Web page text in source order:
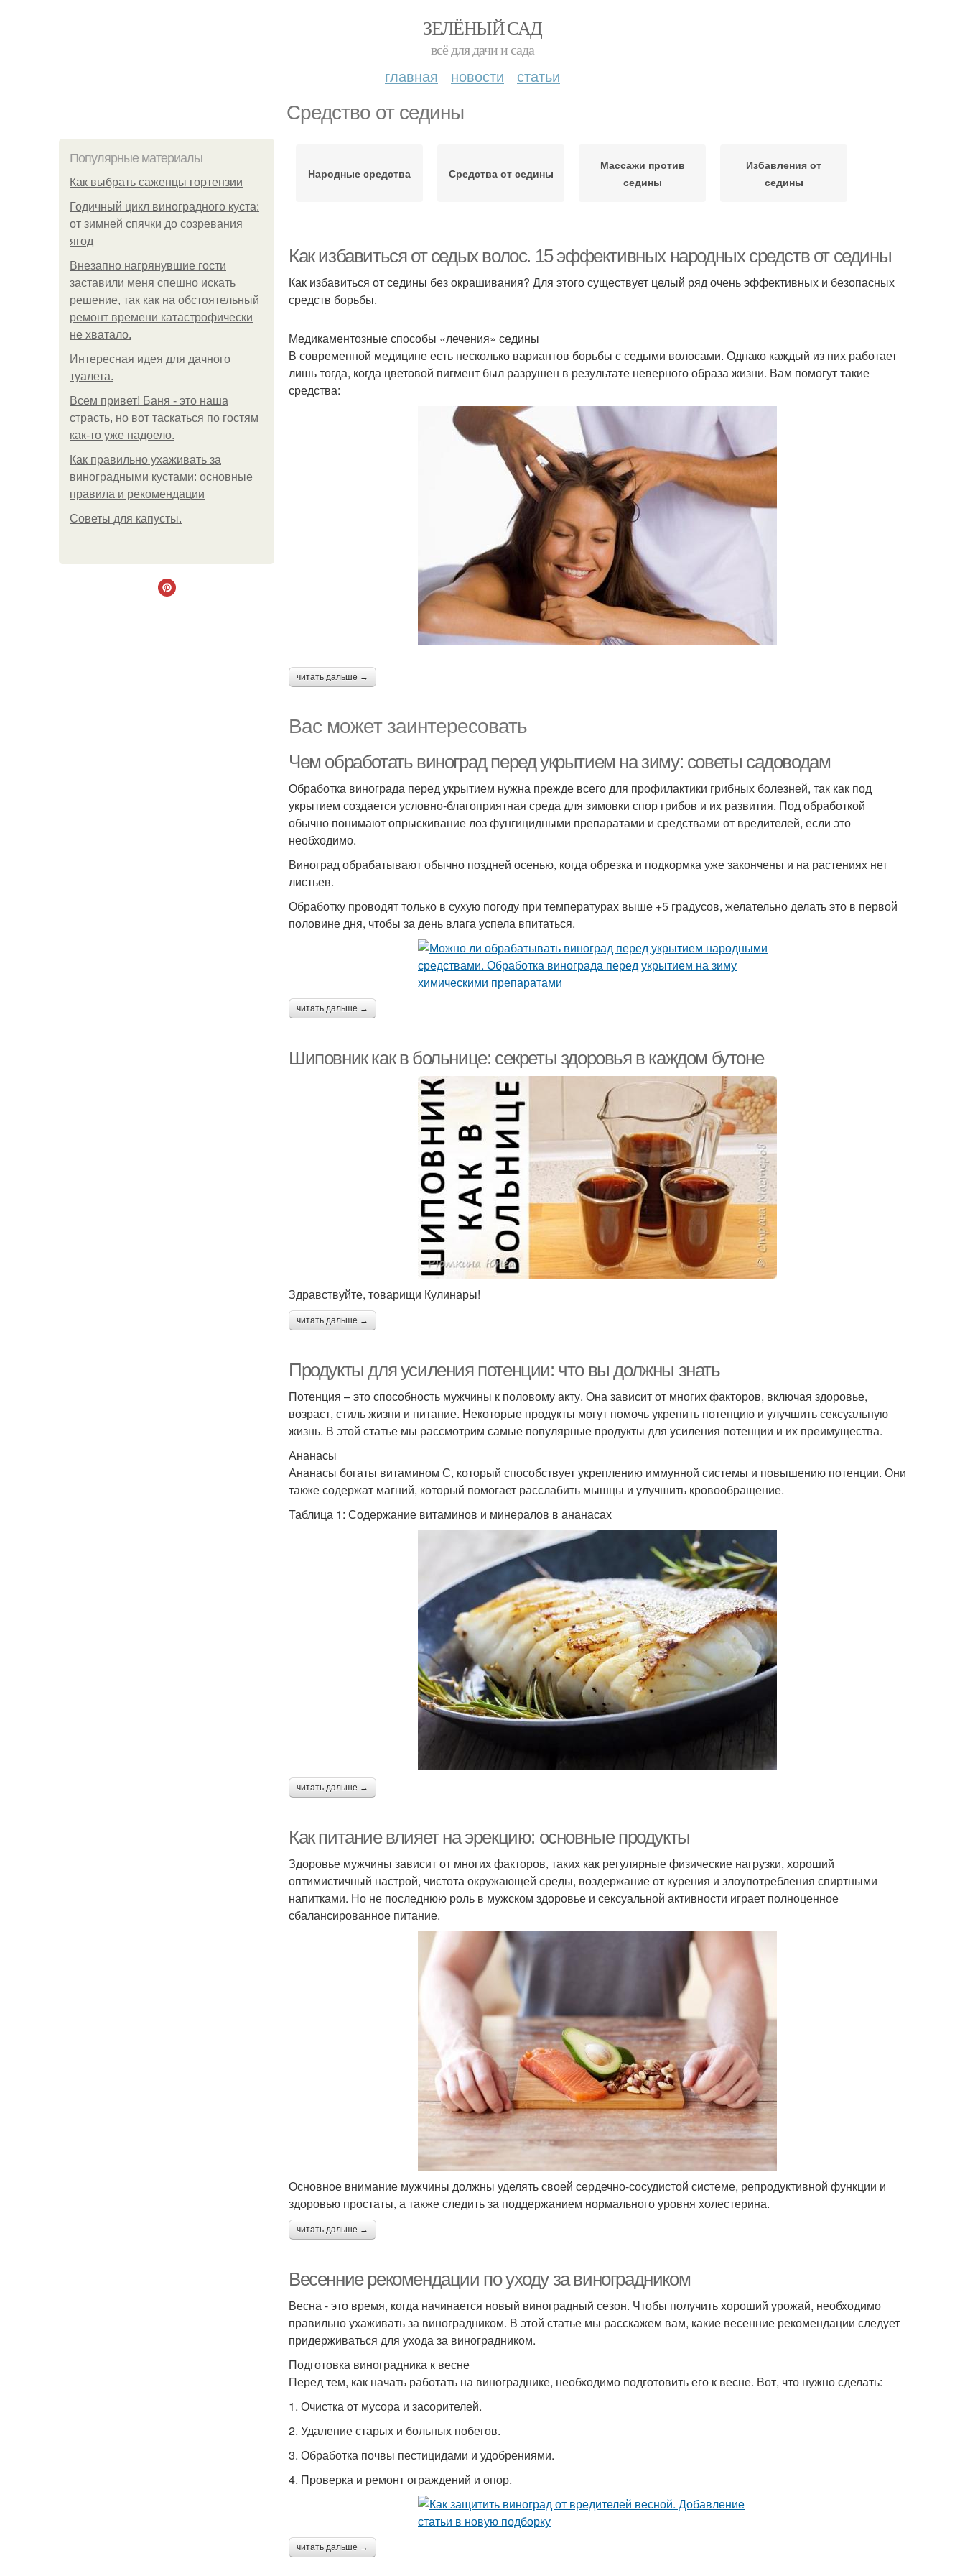
ЗЕЛЁНЫЙ САД
всё для дачи и сада
главная новости статьи
Средство от седины
Популярные материалы
Как выбрать саженцы гортензии
Годичный цикл виноградного куста:
от зимней спячки до созревания
ягод
Внезапно нагрянувшие гости
заставили меня спешно искать
решение, так как на обстоятельный
ремонт времени катастрофически
не хватало.
Интересная идея для дачного
туалета.
Всем привет! Баня - это наша
страсть, но вот таскаться по гостям
как-то уже надоело.
Как правильно ухаживать за
виноградными кустами: основные
правила и рекомендации
Советы для капусты.
Народные средства Средства от седины
Массажи против
седины
Избавления от
седины
Как избавиться от седых волос. 15 эффективных народных средств от седины
Как избавиться от седины без окрашивания? Для этого существует целый ряд очень эффективных и безопасных
средств борьбы.
Медикаментозные способы «лечения» седины
В современной медицине есть несколько вариантов борьбы с седыми волосами. Однако каждый из них работает
лишь тогда, когда цветовой пигмент был разрушен в результате неверного образа жизни. Вам помогут такие
средства:
читать дальше →
Вас может заинтересовать
Чем обработать виноград перед укрытием на зиму: советы садоводам
Обработка винограда перед укрытием нужна прежде всего для профилактики грибных болезней, так как под
укрытием создается условно-благоприятная среда для зимовки спор грибов и их развития. Под обработкой
обычно понимают опрыскивание лоз фунгицидными препаратами и средствами от вредителей, если это
необходимо.
Виноград обрабатывают обычно поздней осенью, когда обрезка и подкормка уже закончены и на растениях нет
листьев.
Обработку проводят только в сухую погоду при температурах выше +5 градусов, желательно делать это в первой
половине дня, чтобы за день влага успела впитаться.
читать дальше →
Шиповник как в больнице: секреты здоровья в каждом бутоне
Здравствуйте, товарищи Кулинары!
читать дальше →
Продукты для усиления потенции: что вы должны знать
Потенция – это способность мужчины к половому акту. Она зависит от многих факторов, включая здоровье,
возраст, стиль жизни и питание. Некоторые продукты могут помочь укрепить потенцию и улучшить сексуальную
жизнь. В этой статье мы рассмотрим самые популярные продукты для усиления потенции и их преимущества.
Ананасы
Ананасы богаты витамином С, который способствует укреплению иммунной системы и повышению потенции. Они
также содержат магний, который помогает расслабить мышцы и улучшить кровообращение.
Таблица 1: Содержание витаминов и минералов в ананасах
читать дальше →
Как питание влияет на эрекцию: основные продукты
Здоровье мужчины зависит от многих факторов, таких как регулярные физические нагрузки, хороший
оптимистичный настрой, чистота окружающей среды, воздержание от курения и злоупотребления спиртными
напитками. Но не последнюю роль в мужском здоровье и сексуальной активности играет полноценное
сбалансированное питание.
Основное внимание мужчины должны уделять своей сердечно-сосудистой системе, репродуктивной функции и
здоровью простаты, а также следить за поддержанием нормального уровня холестерина.
читать дальше →
Весенние рекомендации по уходу за виноградником
Весна - это время, когда начинается новый виноградный сезон. Чтобы получить хороший урожай, необходимо
правильно ухаживать за виноградником. В этой статье мы расскажем вам, какие весенние рекомендации следует
придерживаться для ухода за виноградником.
Подготовка виноградника к весне
Перед тем, как начать работать на винограднике, необходимо подготовить его к весне. Вот, что нужно сделать:
1. Очистка от мусора и засорителей.
2. Удаление старых и больных побегов.
3. Обработка почвы пестицидами и удобрениями.
4. Проверка и ремонт ограждений и опор.
читать дальше →